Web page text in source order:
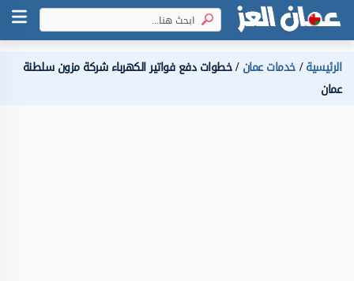
الرئيسية خدمات عمان خطوات دفع فواتير الكهرباء شركة مزون سلطنة
عمان